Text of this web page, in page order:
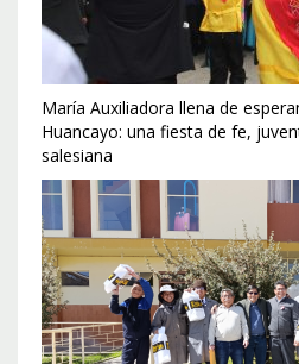
María Auxiliadora llena de
Huancayo: una fiesta de fe,
salesiana